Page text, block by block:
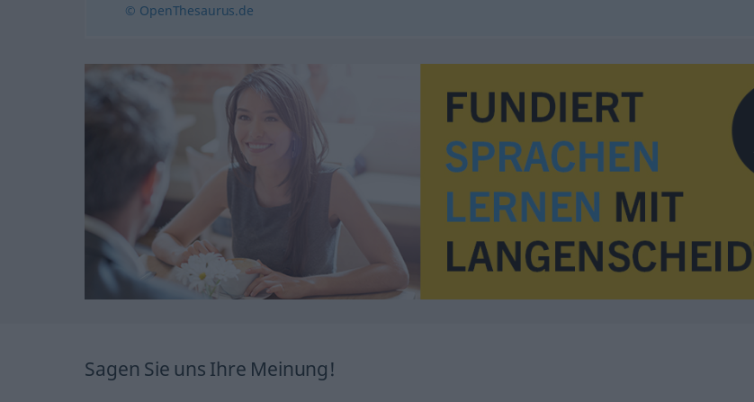
© OpenThesaurus.de
Sagen Sie uns Ihre Meinung!